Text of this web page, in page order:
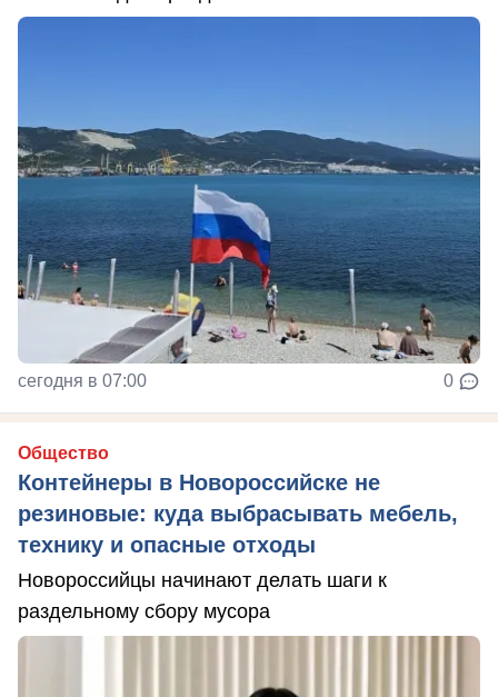
сегодня в 07:00 0
Общество
Контейнеры в Новороссийске не
резиновые: куда выбрасывать мебель,
технику и опасные отходы
Новороссийцы начинают делать шаги к
раздельному сбору мусора